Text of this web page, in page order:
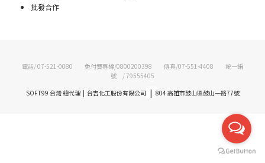
批發合作
電話/ 07-521-0080 免付費專線/0800200398 傳真/07-551-4408 統一編
號 / 79555405
SOFT99 台灣 總代理 | 台吉化工股份有限公司 | 804 高雄市鼓山區鼓山一路77號